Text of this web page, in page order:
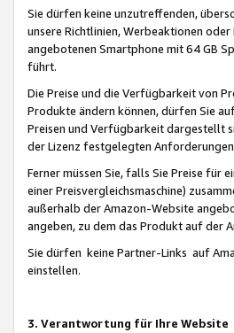
Sie dürfen keine unzutreffenden,
unsere Richtlinien, Werbeaktionen
angebotenen Smartphone mit 64 GB
führt.
Die Preise und die Verfügbarkeit von
Produkte ändern können, dürfen Sie
Preisen und Verfügbarkeit dargestellt
der Lizenz festgelegten
Ferner müssen Sie, falls Sie Preise für
einer Preisvergleichsmaschine)
außerhalb der Amazon-Website
angeben, zu dem das Produkt auf der
Sie dürfen keine Partner-Links auf
einstellen.
3. Verantwortung für Ihre Website